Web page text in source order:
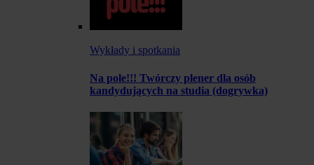
Wykłady i spotkania
Na pole!!! Twórczy plener dla osób
kandydujących na studia (dogrywka)